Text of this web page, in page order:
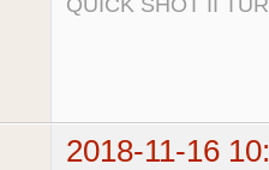
2018-11-16